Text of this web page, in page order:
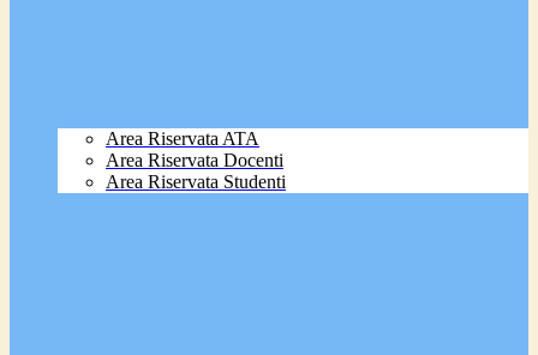
Area Riservata ATA
Area Riservata Docenti
Area Riservata Studenti